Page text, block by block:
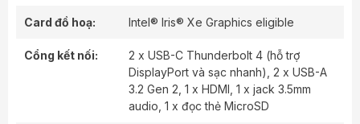
Card đồ hoạ: Intel® Iris® Xe Graphics eligible
Cổng kết nối:
2 x USB-C Thunderbolt 4 (hỗ trợ
DisplayPort và sạc nhanh), 2 x USB-A
3.2 Gen 2, 1 x HDMI, 1 x jack 3.5mm
audio, 1 x đọc thẻ MicroSD